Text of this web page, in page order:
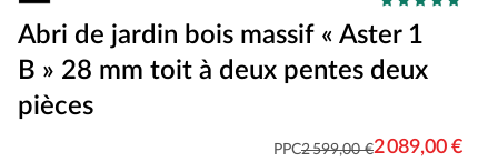
Abri de jardin bois massif « Aster 1
B » 28 mm toit à deux pentes deux
pièces
PPC2 599,00 €2 089,00 €